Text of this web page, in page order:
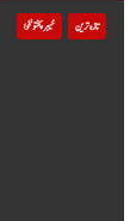
تازہ ترین خیبر پختونخوا